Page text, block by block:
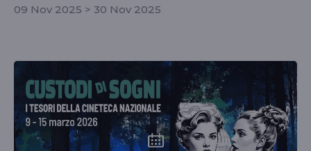
09 Nov 2025 > 30 Nov 2025